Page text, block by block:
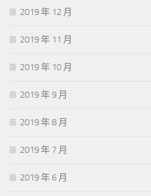
2019 年 12 月
2019 年 11 月
2019 年 10 月
2019 年 9 月
2019 年 8 月
2019 年 7 月
2019 年 6 月